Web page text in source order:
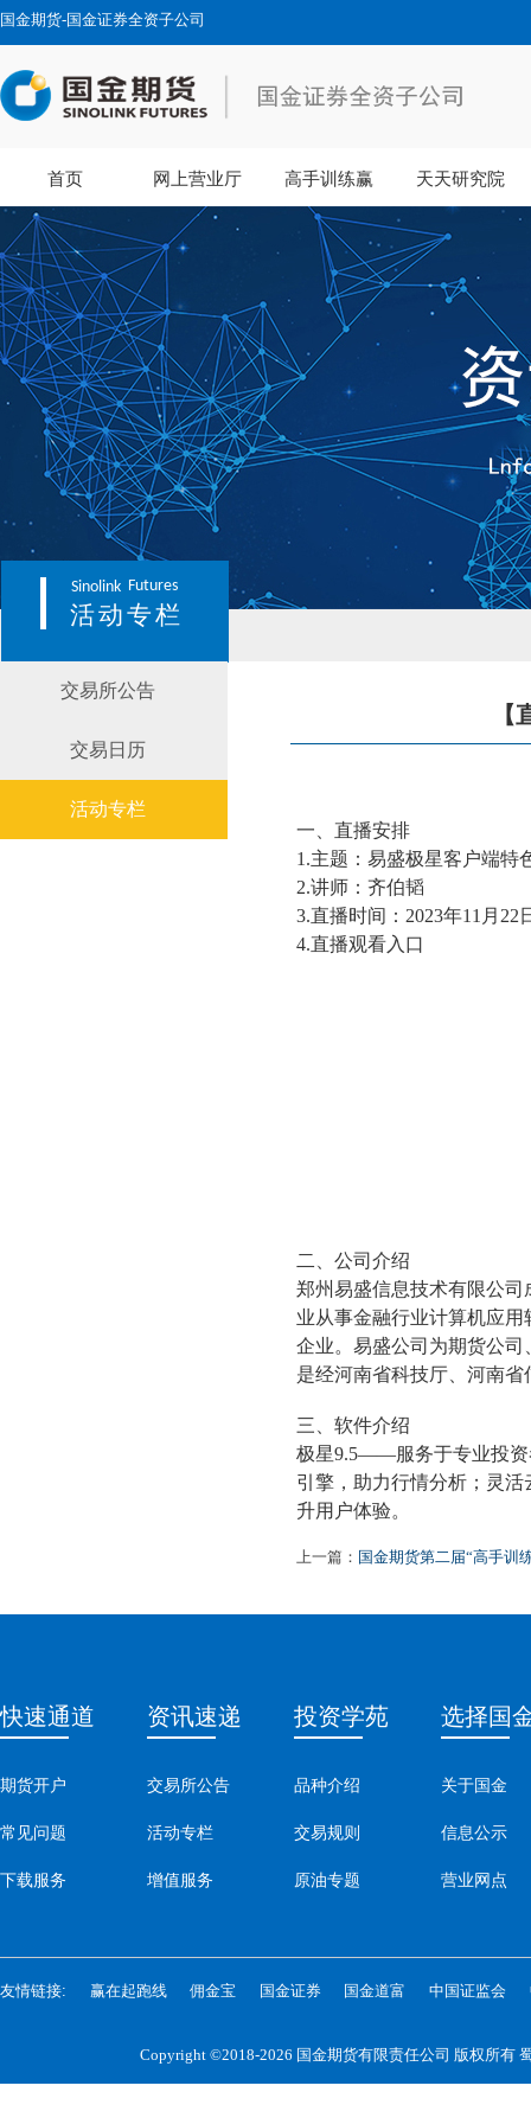
国金期货-国金证券全资子公司
首页 网上营业厅 高手训练赢 天天研究院
Sinolink Futures
活动专栏
交易所公告
交易日历
活动专栏
一、直播安排
1.主题：易盛极星客户端特
2.讲师：齐伯韬
3.直播时间：2023年11月22
4.直播观看入口
二、公司介绍
郑州易盛信息技术有限公司
业从事金融行业计算机应
企业。易盛公司为期货公
是经河南省科技厅、河南
三、软件介绍
极星9.5——服务于专业投资
引擎，助力行情分析；灵
升用户体验。
上一篇： 国金期货第二届“高手训
快速通道
期货开户
常见问题
下载服务
资讯速递
交易所公告
活动专栏
增值服务
投资学苑
品种介绍
交易规则
原油专题
选择国
关于国金
信息公示
营业网点
友情链接: 赢在起跑线 佣金宝 国金证券 国金道富 中国证监会
Copyright ©2018-2026 国金期货有限责任公司 版权所有